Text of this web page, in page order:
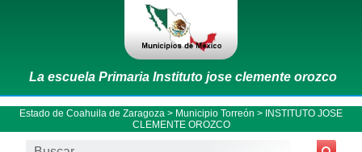
La escuela Primaria Instituto jose clemente orozco
Estado de Coahuila de Zaragoza > Municipio Torreón > INSTITUTO JOSE
CLEMENTE OROZCO